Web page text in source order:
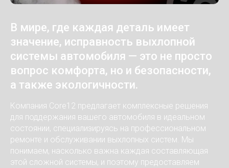
В мире, где каждая деталь имеет
значение, исправность выхлопной
системы автомобиля — это не просто
вопрос комфорта, но и безопасности,
а также экологичности.
Компания Core12 предлагает комплексные решения
для поддержания вашего автомобиля в идеальном
состоянии, специализируясь на профессиональном
ремонте и обслуживании выхлопных систем. Мы
понимаем, насколько важна каждая составляющая
этой сложной системы, и поэтому предоставляем